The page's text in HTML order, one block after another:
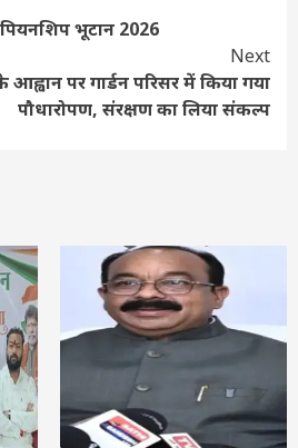
भूटान 2026
Next
आह्वान पर गार्डन परिसर में किया गया
पौधारोपण, संरक्षण का लिया संकल्प